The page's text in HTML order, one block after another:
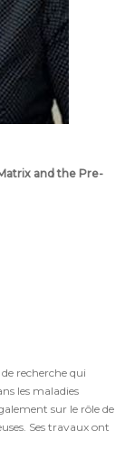
and the Pre-
recherche qui
les maladies
sur le rôle de
Ses travaux ont